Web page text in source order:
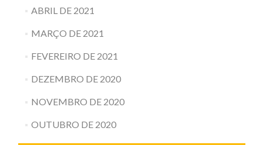
ABRIL DE 2021
MARÇO DE 2021
FEVEREIRO DE 2021
DEZEMBRO DE 2020
NOVEMBRO DE 2020
OUTUBRO DE 2020